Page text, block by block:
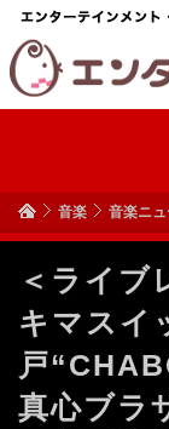
音楽 音楽ニュ
＜ライブ
キマスイ
戸
真心ブラ